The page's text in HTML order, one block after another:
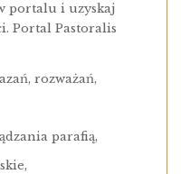
portalu i uzyskaj
Portal Pastoralis
rozważań,
parafią,